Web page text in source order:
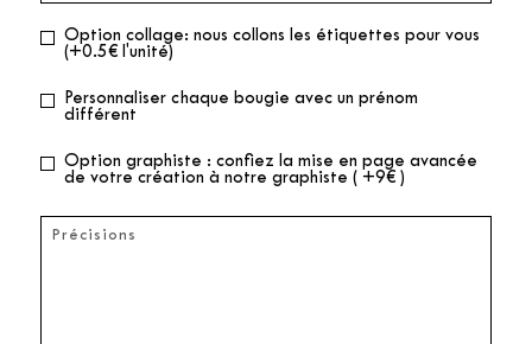
Option collage: nous collons les étiquettes pour vous
(+0.5€ l'unité)
Personnaliser chaque bougie avec un prénom
différent
Option graphiste : confiez la mise en page avancée
de votre création à notre graphiste ( +9€ )